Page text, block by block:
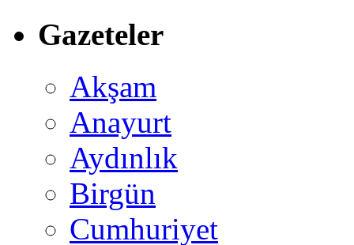
Gazeteler
Akşam
Anayurt
Aydınlık
Birgün
Cumhuriyet